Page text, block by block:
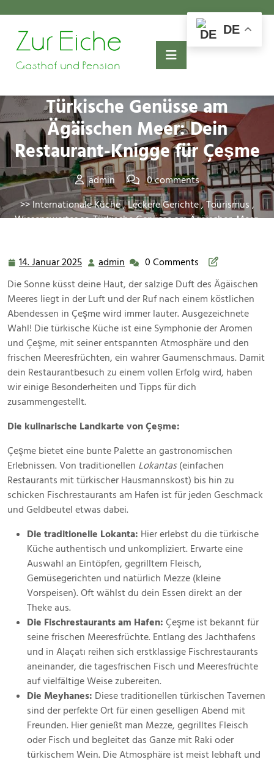
content
Türkische Genüsse am
Ägäischen Meer: Dein
Restaurant-Knigge für Çeşme
admin
0 comments
>> Internationale Küche,Leckere Gerichte,Tourismus,
Wissenswertes>> Türkische Genüsse am Ägäischen Meer:
14. Januar 2025 14.
Januar
2025
admin admin0 Comments
Die Sonne küsst deine Haut, der salzige Duft des Ägäischen
Meeres liegt in der Luft und der Ruf nach einem köstlichen
Abendessen in Çeşme wird immer lauter. Ausgezeichnete
Wahl! Die türkische Küche ist eine Symphonie der Aromen
und Çeşme, mit seiner entspannten Atmosphäre und den
frischen Meeresfrüchten, ein wahrer Gaumenschmaus. Damit
dein Restaurantbesuch zu einem vollen Erfolg wird, haben
wir einige Besonderheiten und Tipps für dich
zusammengestellt.
Die kulinarische Landkarte von Çeşme:
Çeşme bietet eine bunte Palette an gastronomischen
Erlebnissen. Von traditionellen Lokantas(einfachen
Restaurants mit türkischer Hausmannskost) bis hin zu
schicken Fischrestaurants am Hafen ist für jeden Geschmack
und Geldbeutel etwas dabei.
Die traditionelle Lokanta: Hier erlebst du die türkische
Küche authentisch und unkompliziert. Erwarte eine
Auswahl an Eintöpfen, gegrilltem Fleisch,
Gemüsegerichten und natürlich Mezze (kleine
Vorspeisen). Oft wählst du dein Essen direkt an der
Theke aus.
Die Fischrestaurants am Hafen: Çeşme ist bekannt für
seine frischen Meeresfrüchte. Entlang des Jachthafens
und in Alaçatı reihen sich erstklassige Fischrestaurants
aneinander, die tagesfrischen Fisch und Meeresfrüchte
auf vielfältige Weise zubereiten.
Die Meyhanes: Diese traditionellen türkischen Tavernen
sind der perfekte Ort für einen geselligen Abend mit
Freunden. Hier genießt man Mezze, gegrilltes Fleisch
oder Fisch und begleitet das Ganze mit Raki oder
türkischem Wein. Die Atmosphäre ist meist lebhaft und
DE